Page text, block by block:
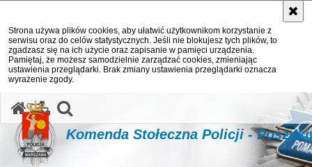
Strona używa plików cookies, aby ułatwić użytkownikom korzystanie z
serwisu oraz do celów statystycznych. Jeśli nie blokujesz tych plików, to
zgadzasz się na ich użycie oraz zapisanie w pamięci urządzenia.
Pamiętaj, że możesz samodzielnie zarządzać cookies, zmieniając
ustawienia przeglądarki. Brak zmiany ustawienia przeglądarki oznacza
wyrażenie zgody.
Komenda Stołeczna Policji -